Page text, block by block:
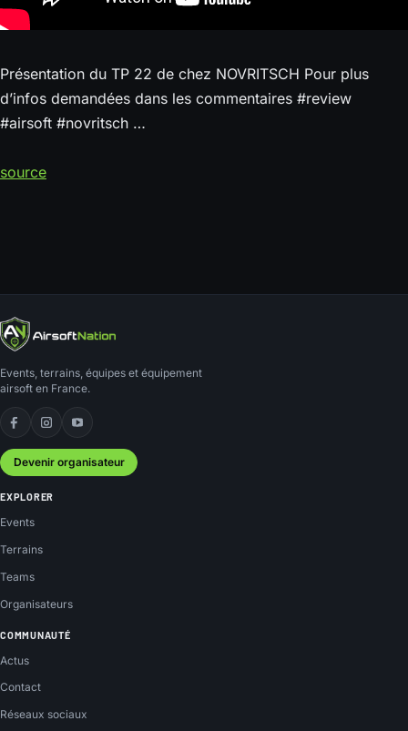
Présentation du TP 22 de chez NOVRITSCH Pour plus
d’infos demandées dans les commentaires #review
#airsoft #novritsch …
source
Events, terrains, équipes et équipement
airsoft en France.
Facebook
Instagram
YouTube
Devenir organisateur
EXPLORER
Events
Terrains
Teams
Organisateurs
COMMUNAUTÉ
Actus
Contact
Réseaux sociaux